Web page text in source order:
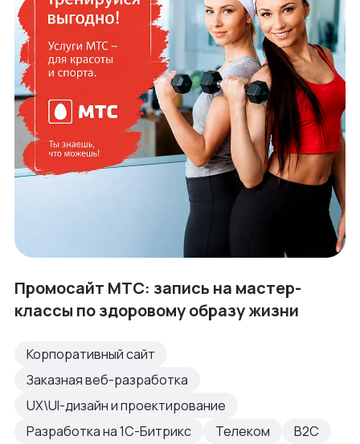
Промосайт МТС: запись на мастер-
классы по здоровому образу жизни
Корпоративный сайт
Заказная веб-разработка
UX\UI-дизайн и проектирование
Разработка на 1С-Битрикс
Телеком B2C